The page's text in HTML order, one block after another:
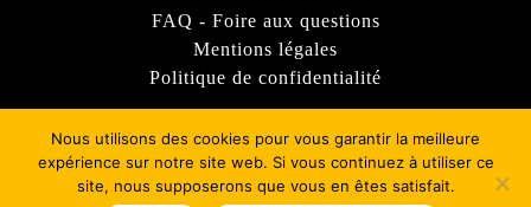
FAQ - Foire aux questions
Mentions légales
Politique de confidentialité
Thème WordPress Sirat- © 2022 - Syndicat d'apiculture
Nous utilisons des cookies pour vous garantir la meilleure
expérience sur notre site web. Si vous continuez à utiliser ce
site, nous supposerons que vous en êtes satisfait.